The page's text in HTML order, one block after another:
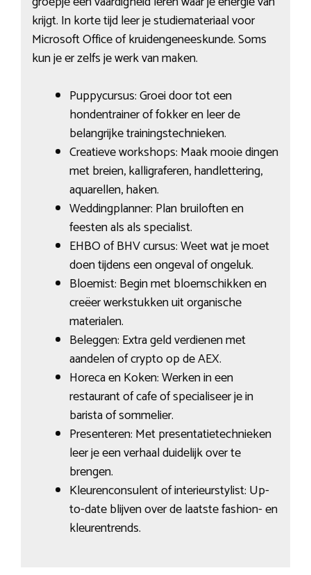
krijgt. In korte tijd leer je studiemateriaal voor
Microsoft Office of kruidengeneeskunde. Soms
kun je er zelfs je werk van maken.
Puppycursus: Groei door tot een
hondentrainer of fokker en leer de
belangrijke trainingstechnieken.
Creatieve workshops: Maak mooie dingen
met breien, kalligraferen, handlettering,
aquarellen, haken.
Weddingplanner: Plan bruiloften en
feesten als als specialist.
EHBO of BHV cursus: Weet wat je moet
doen tijdens een ongeval of ongeluk.
Bloemist: Begin met bloemschikken en
creëer werkstukken uit organische
materialen.
Beleggen: Extra geld verdienen met
aandelen of crypto op de AEX.
Horeca en Koken: Werken in een
restaurant of cafe of specialiseer je in
barista of sommelier.
Presenteren: Met presentatietechnieken
leer je een verhaal duidelijk over te
brengen.
Kleurenconsulent of interieurstylist: Up-
to-date blijven over de laatste fashion- en
kleurentrends.